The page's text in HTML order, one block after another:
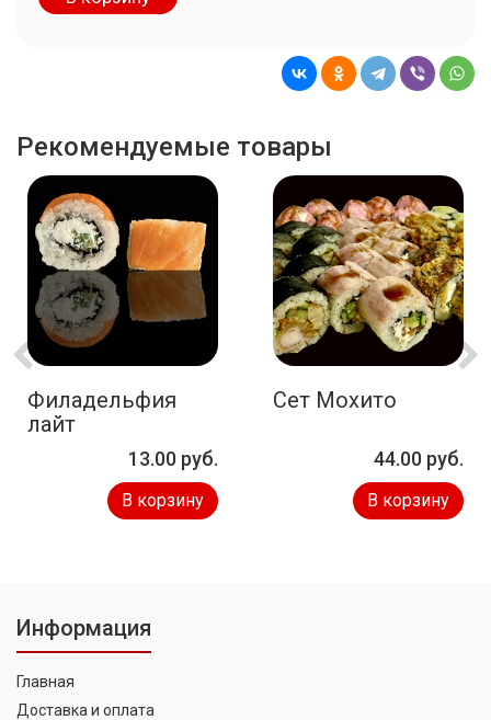
Рекомендуемые товары
Филадельфия
лайт
13.00 руб.
В корзину
Сет Мохито
44.00 руб.
В корзину
Информация
Главная
Доставка и оплата